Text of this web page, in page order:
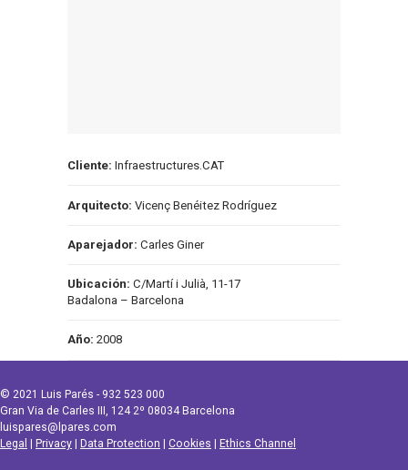
Cliente: Infraestructures.CAT
Arquitecto: Vicenç Benéitez Rodríguez
Aparejador: Carles Giner
Ubicación: C/Martí i Julià, 11-17
Badalona – Barcelona
Año: 2008
© 2021 Luis Parés - 932 523 000
Gran Via de Carles III, 124 2º 08034 Barcelona
luispares@lpares.com
Legal | Privacy | Data Protection | Cookies | Ethics Channel